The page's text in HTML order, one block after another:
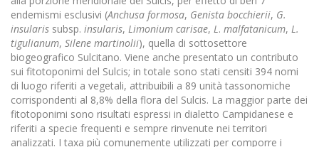
endemismi esclusivi (Anchusa formosa, Genista bocchierii, G.
insularis subsp. insularis, Limonium carisae, L. malfatanicum, L.
tigulianum, Silene martinolii), quella di sottosettore
biogeografico Sulcitano. Viene anche presentato un contributo
sui fitotoponimi del Sulcis; in totale sono stati censiti 394 nomi
di luogo riferiti a vegetali, attribuibili a 89 unità tassonomiche
corrispondenti al 8,8% della flora del Sulcis. La maggior parte dei
fitotoponimi sono risultati espressi in dialetto Campidanese e
riferiti a specie frequenti e sempre rinvenute nei territori
analizzati. I taxa più comunemente utilizzati per comporre i